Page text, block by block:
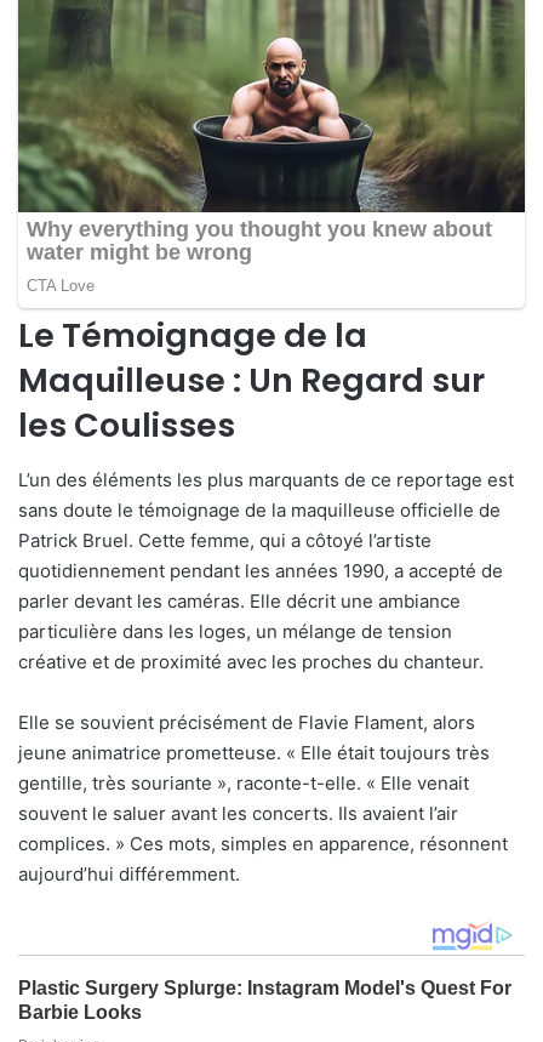
Le Témoignage de la
Maquilleuse : Un Regard sur
les Coulisses
L’un des éléments les plus marquants de ce reportage est
sans doute le témoignage de la maquilleuse officielle de
Patrick Bruel. Cette femme, qui a côtoyé l’artiste
quotidiennement pendant les années 1990, a accepté de
parler devant les caméras. Elle décrit une ambiance
particulière dans les loges, un mélange de tension
créative et de proximité avec les proches du chanteur.
Elle se souvient précisément de Flavie Flament, alors
jeune animatrice prometteuse. « Elle était toujours très
gentille, très souriante », raconte-t-elle. « Elle venait
souvent le saluer avant les concerts. Ils avaient l’air
complices. » Ces mots, simples en apparence, résonnent
aujourd’hui différemment.